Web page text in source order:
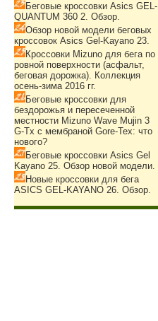
Беговые кроссовки Asics GEL-
QUANTUM 360 2. Обзор.
Обзор новой модели беговых
кроссовок Asics Gel-Kayano 23.
Кроссовки Mizuno для бега по
ровной поверхности (асфальт,
беговая дорожка). Коллекция
осень-зима 2016 гг.
Беговые кроссовки для
бездорожья и пересеченной
местности Mizuno Wave Mujin 3
G-Tx с мембраной Gore-Tex: что
нового?
Беговые кроссовки Asics Gel
Kayano 25. Обзор новой модели.
Новые кроссовки для бега
ASICS GEL-KAYANO 26. Обзор.